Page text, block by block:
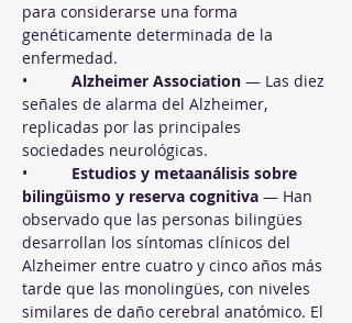
para considerarse una forma
genéticamente determinada de la
enfermedad.
• Alzheimer Association — Las diez
señales de alarma del Alzheimer,
replicadas por las principales
sociedades neurológicas.
• Estudios y metaanálisis sobre
bilingüismo y reserva cognitiva — Han
observado que las personas bilingües
desarrollan los síntomas clínicos del
Alzheimer entre cuatro y cinco años más
tarde que las monolingües, con niveles
similares de daño cerebral anatómico. El